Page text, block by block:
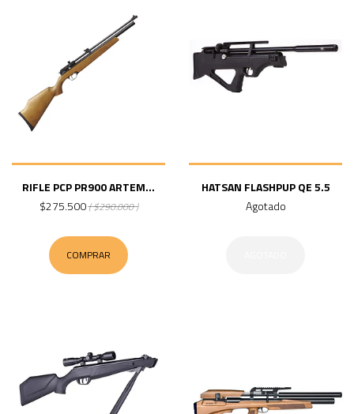
RIFLE PCP PR900 ARTEM...
$275.500( $290.000 )
COMPRAR
HATSAN FLASHPUP QE 5.5
Agotado